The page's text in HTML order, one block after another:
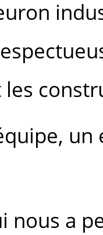
les
un
nous a